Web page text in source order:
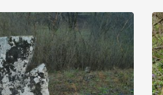
від більшості навколишніх
церква. Точної дати […]